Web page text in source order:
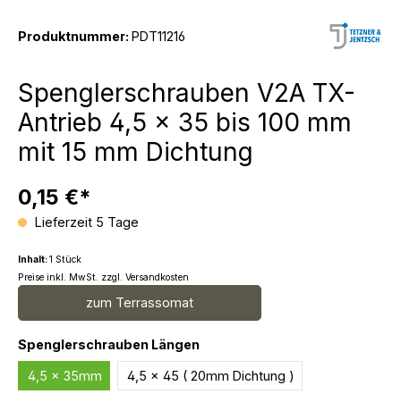
Produktnummer: PDT11216
Spenglerschrauben V2A TX-
Antrieb 4,5 x 35 bis 100 mm
mit 15 mm Dichtung
0,15 €*
Lieferzeit 5 Tage
Inhalt:1 Stück
Preise inkl. MwSt. zzgl. Versandkosten
zum Terrassomat
Spenglerschrauben Längenauswählen
4,5 x 35mm 4,5 x 45 ( 20mm Dichtung )